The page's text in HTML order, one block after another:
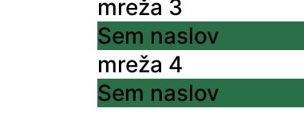
mreža 3
Sem naslov
mreža 4
Sem naslov